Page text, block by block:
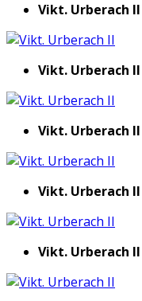
Vikt. Urberach II
Vikt. Urberach II
Vikt. Urberach II
Vikt. Urberach II
Vikt. Urberach II